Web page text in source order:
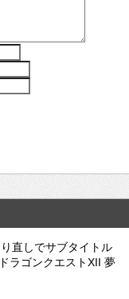
直しでサブタイトル
ラゴンクエストXII 夢